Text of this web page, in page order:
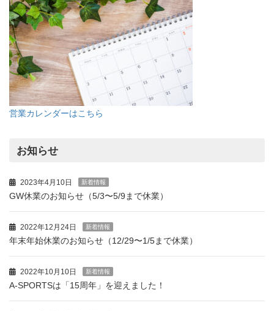
営業カレンダーはこちら
お知らせ
2023年4月10日 新着情報
GW休業のお知らせ（5/3〜5/9まで休業）
2022年12月24日 新着情報
年末年始休業のお知らせ（12/29〜1/5まで休業）
2022年10月10日 新着情報
A-SPORTSは「15周年」を迎えました！